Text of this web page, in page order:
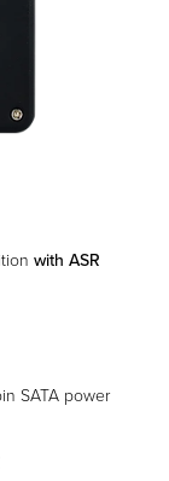
with ASR
SATA power